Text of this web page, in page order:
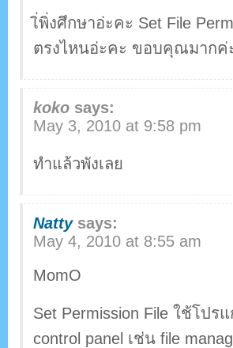
เิ่พิ่งศึกษาอ่ะคะ Set File
ตรงไหนอ่ะคะ ขอบคุณมากค่
koko says:
May 3, 2010 at 9:58 pm
ทำแล้วพังเลย
Natty says:
May 4, 2010 at 8:55 am
MomO
Set Permission File ใช้โปร
control panel เช่น file